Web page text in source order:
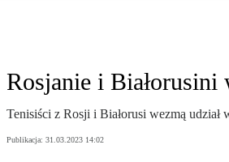
Rosjanie i Białorusini
Tenisiści z Rosji i Białorusi wezmą
Publikacja: 31.03.2023 14:02